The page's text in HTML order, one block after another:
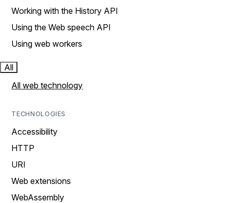
Working with the History API
Using the Web speech API
Using web workers
All
All web technology
TECHNOLOGIES
Accessibility
HTTP
URI
Web extensions
WebAssembly